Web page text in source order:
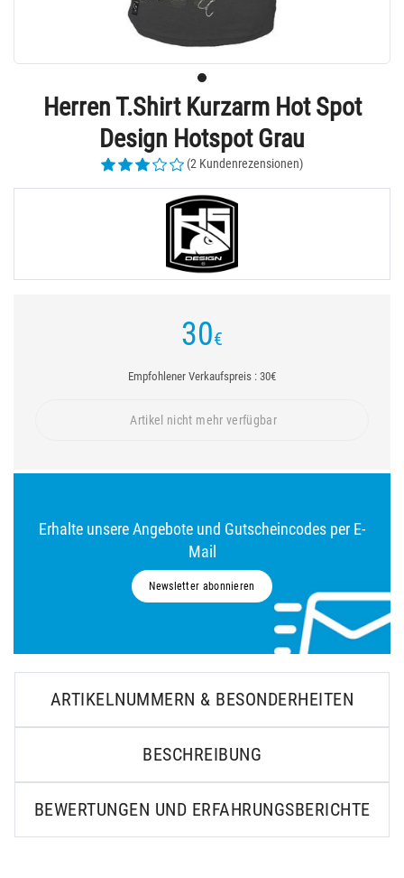
Herren T.Shirt Kurzarm Hot Spot
Design Hotspot Grau
(2 Kundenrezensionen)
30€
Empfohlener Verkaufspreis : 30€
Artikel nicht mehr verfügbar
Erhalte unsere Angebote und Gutscheincodes per E-
Mail
Newsletter abonnieren
ARTIKELNUMMERN & BESONDERHEITEN
BESCHREIBUNG
BEWERTUNGEN UND ERFAHRUNGSBERICHTE